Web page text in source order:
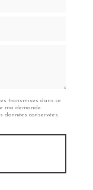
transmises dans ce
ma demande.
conservées.